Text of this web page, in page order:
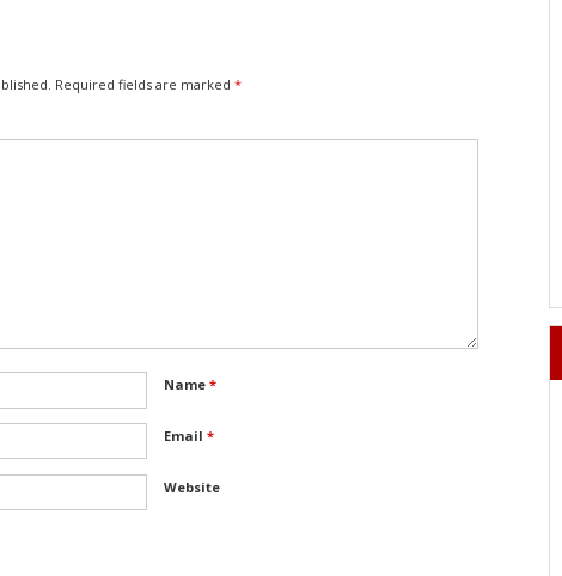
Required fields are marked *
Name *
Email *
Website